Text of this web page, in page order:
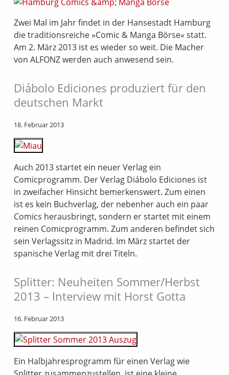
Zwei Mal im Jahr findet in der Hansestadt Hamburg
die traditionsreiche »Comic & Manga Börse« statt.
Am 2. März 2013 ist es wieder so weit. Die Macher
von ALFONZ werden auch anwesend sein.
Diábolo Ediciones produziert für den
deutschen Markt
18. Februar 2013
Auch 2013 startet ein neuer Verlag ein
Comicprogramm. Der Verlag Diábolo Ediciones ist
in zweifacher Hinsicht bemerkenswert. Zum einen
ist es kein Buchverlag, der nebenher auch ein paar
Comics herausbringt, sondern er startet mit einem
reinen Comicprogramm. Zum anderen befindet sich
sein Verlagssitz in Madrid. Im März startet der
spanische Verlag mit drei Titeln.
Splitter: Neuheiten Sommer/Herbst
2013 – Interview mit Horst Gotta
16. Februar 2013
Ein Halbjahresprogramm für einen Verlag wie